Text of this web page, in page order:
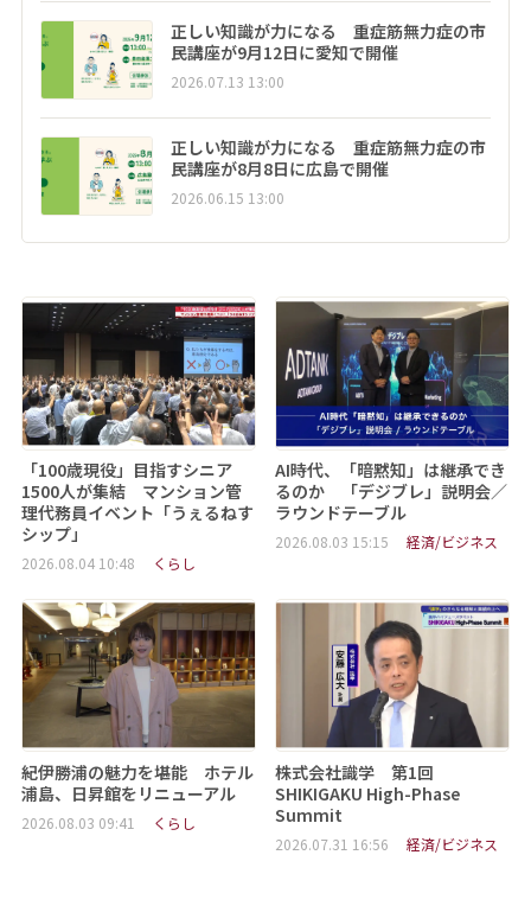
正しい知識が力になる 重症筋無力症の市
民講座が9月12日に愛知で開催
2026.07.13 13:00
正しい知識が力になる 重症筋無力症の市
民講座が8月8日に広島で開催
2026.06.15 13:00
「100歳現役」目指すシニア
1500人が集結 マンション管
理代務員イベント「うぇるねす
シップ」
2026.08.04 10:48 くらし
AI時代、「暗黙知」は継承でき
るのか 「デジブレ」説明会／
ラウンドテーブル
2026.08.03 15:15 経済/ビジネス
紀伊勝浦の魅力を堪能 ホテル
浦島、日昇館をリニューアル
2026.08.03 09:41 くらし
株式会社識学 第1回
SHIKIGAKU High-Phase
Summit
2026.07.31 16:56 経済/ビジネス